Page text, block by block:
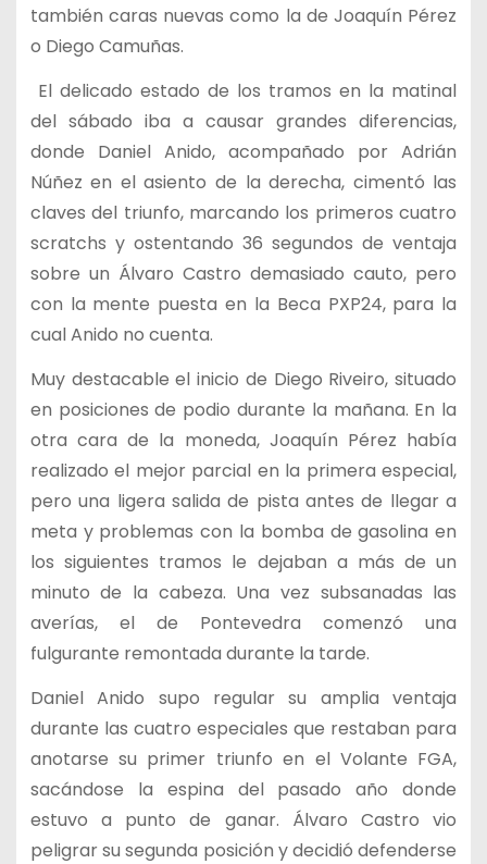
también caras nuevas como la de Joaquín Pérez
o Diego Camuñas.
El delicado estado de los tramos en la matinal
del sábado iba a causar grandes diferencias,
donde Daniel Anido, acompañado por Adrián
Núñez en el asiento de la derecha, cimentó las
claves del triunfo, marcando los primeros cuatro
scratchs y ostentando 36 segundos de ventaja
sobre un Álvaro Castro demasiado cauto, pero
con la mente puesta en la Beca PXP24, para la
cual Anido no cuenta.
Muy destacable el inicio de Diego Riveiro, situado
en posiciones de podio durante la mañana. En la
otra cara de la moneda, Joaquín Pérez había
realizado el mejor parcial en la primera especial,
pero una ligera salida de pista antes de llegar a
meta y problemas con la bomba de gasolina en
los siguientes tramos le dejaban a más de un
minuto de la cabeza. Una vez subsanadas las
averías, el de Pontevedra comenzó una
fulgurante remontada durante la tarde.
Daniel Anido supo regular su amplia ventaja
durante las cuatro especiales que restaban para
anotarse su primer triunfo en el Volante FGA,
sacándose la espina del pasado año donde
estuvo a punto de ganar. Álvaro Castro vio
peligrar su segunda posición y decidió defenderse